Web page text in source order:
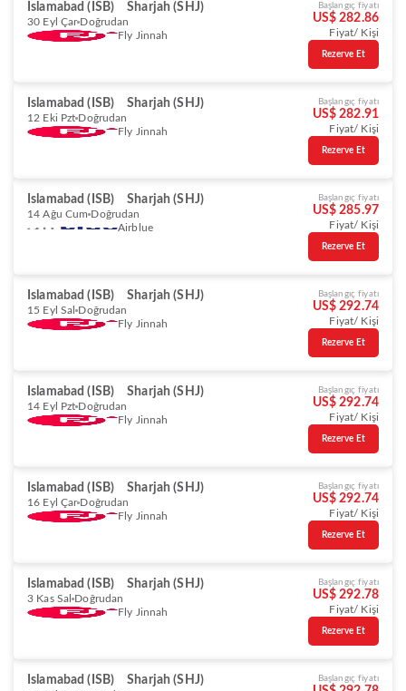
Islamabad (ISB) Sharjah (SHJ)
30 Eyl Çar Doğrudan
Fly Jinnah
Başlangıç fiyatı
US$ 282.86
Fiyat/ Kişi
Rezerve Et
Islamabad (ISB) Sharjah (SHJ)
12 Eki Pzt Doğrudan
Fly Jinnah
Başlangıç fiyatı
US$ 282.91
Fiyat/ Kişi
Rezerve Et
Islamabad (ISB) Sharjah (SHJ)
14 Ağu Cum Doğrudan
Airblue
Başlangıç fiyatı
US$ 285.97
Fiyat/ Kişi
Rezerve Et
Islamabad (ISB) Sharjah (SHJ)
15 Eyl Sal Doğrudan
Fly Jinnah
Başlangıç fiyatı
US$ 292.74
Fiyat/ Kişi
Rezerve Et
Islamabad (ISB) Sharjah (SHJ)
14 Eyl Pzt Doğrudan
Fly Jinnah
Başlangıç fiyatı
US$ 292.74
Fiyat/ Kişi
Rezerve Et
Islamabad (ISB) Sharjah (SHJ)
16 Eyl Çar Doğrudan
Fly Jinnah
Başlangıç fiyatı
US$ 292.74
Fiyat/ Kişi
Rezerve Et
Islamabad (ISB) Sharjah (SHJ)
3 Kas Sal Doğrudan
Fly Jinnah
Başlangıç fiyatı
US$ 292.78
Fiyat/ Kişi
Rezerve Et
Islamabad (ISB) Sharjah (SHJ) Başlangıç fiyatı